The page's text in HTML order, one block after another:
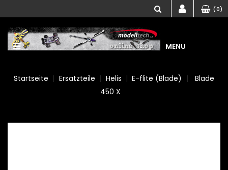
(0)
MENU
Startseite Ersatzteile Helis E-flite (Blade)
Blade
450 X